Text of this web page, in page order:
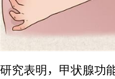
研究表明，甲状腺功